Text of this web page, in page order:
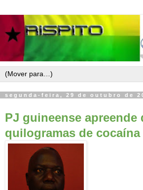
segunda-feira, 29 de outubro de
PJ guineense apreende
quilogramas de cocaína